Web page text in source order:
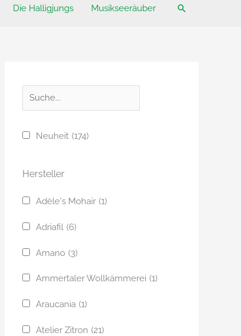
Die Halligjungs Musikseeräuber Suchen
u
c
Neuheit (174)
Hersteller
Adèle's Mohair (1)
Adriafil (6)
Amano (3)
Ammertaler Wollkämmerei (1)
Araucania (1)
Atelier Zitron (21)